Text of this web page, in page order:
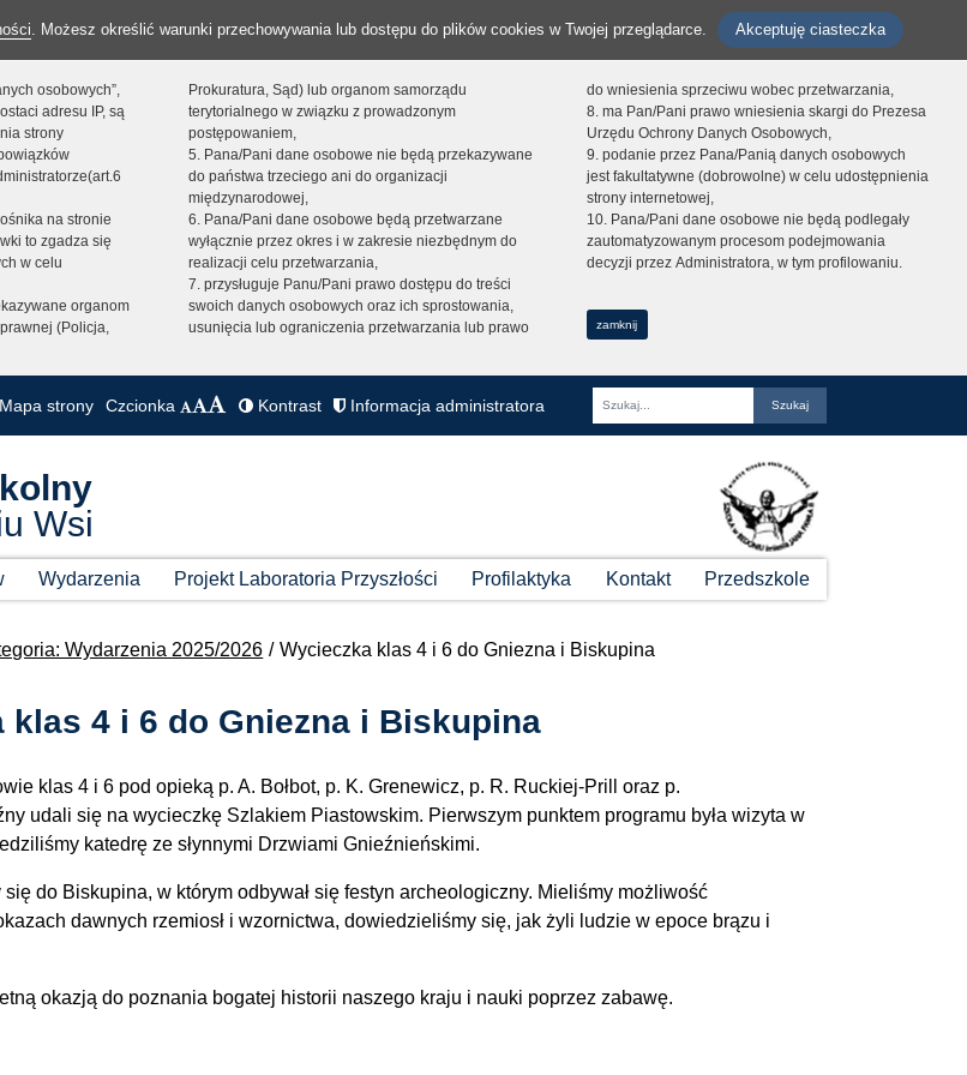
. Możesz określić warunki przechowywania lub dostępu do plików cookies w Twojej przeglądarce. Akceptuję ciasteczka
osobowych”,
adresu IP, są
strony
na stronie
to zgadza się
w celu
organom
(Policja,
Prokuratura, Sąd) lub organom samorządu
terytorialnego w związku z prowadzonym
postępowaniem,
5. Pana/Pani dane osobowe nie będą przekazywane
do państwa trzeciego ani do organizacji
międzynarodowej,
6. Pana/Pani dane osobowe będą przetwarzane
wyłącznie przez okres i w zakresie niezbędnym do
realizacji celu przetwarzania,
7. przysługuje Panu/Pani prawo dostępu do treści
swoich danych osobowych oraz ich sprostowania,
usunięcia lub ograniczenia przetwarzania lub prawo
do wniesienia sprzeciwu wobec przetwarzania,
8. ma Pan/Pani prawo wniesienia skargi do Prezesa
Urzędu Ochrony Danych Osobowych,
9. podanie przez Pana/Panią danych osobowych
jest fakultatywne (dobrowolne) w celu udostępnienia
strony internetowej,
10. Pana/Pani dane osobowe nie będą podlegały
zautomatyzowanym procesom podejmowania
decyzji przez Administratora, w tym profilowaniu.
zamknij
Mapa strony Czcionka Kontrast Informacja administratora
Fraza
Wsi
Wydarzenia Projekt Laboratoria Przyszłości Profilaktyka Kontakt Przedszkole
Wydarzenia 2025/2026 Wycieczka klas 4 i 6 do Gniezna i Biskupina
klas 4 i 6 do Gniezna i Biskupina
klas 4 i 6 pod opieką p. A. Bołbot, p. K. Grenewicz, p. R. Ruckiej-Prill oraz p.
udali się na wycieczkę Szlakiem Piastowskim. Pierwszym punktem programu była wizyta w
katedrę ze słynnymi Drzwiami Gnieźnieńskimi.
do Biskupina, w którym odbywał się festyn archeologiczny. Mieliśmy możliwość
dawnych rzemiosł i wzornictwa, dowiedzieliśmy się, jak żyli ludzie w epoce brązu i
okazją do poznania bogatej historii naszego kraju i nauki poprzez zabawę.